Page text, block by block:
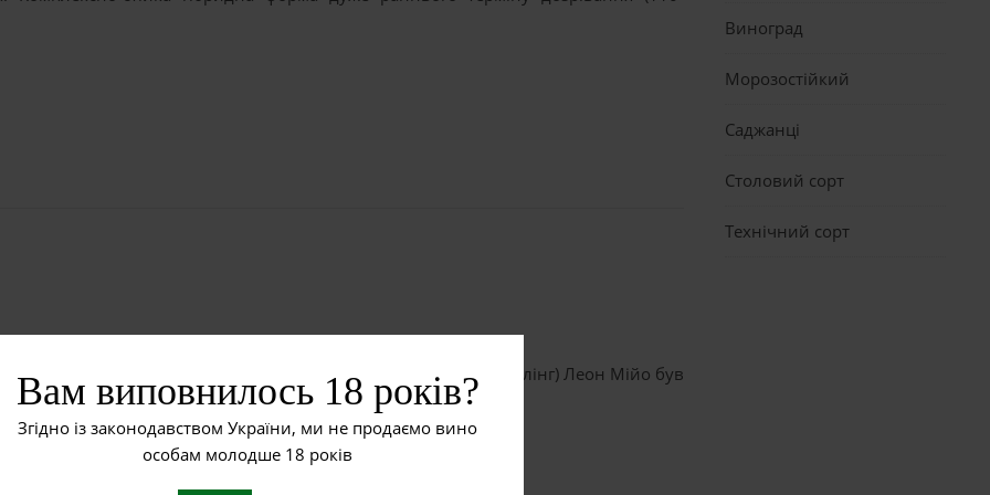
Вам виповнилось 18 років?
Згідно із законодавством України, ми не продаємо вино
особам молодше 18 років
14) x Гольдріслінг) за іншими даними (Оберлин 595 x Гольдріслінг) Леон Мійо був
Kuhlmann в інституті Оберлин в Ельзасі.…
Виноград
Морозостійкий
Саджанці
Столовий сорт
Технічний сорт